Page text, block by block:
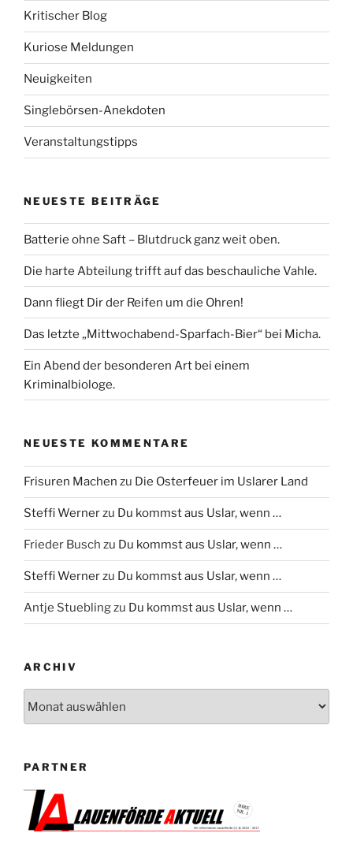
Kritischer Blog
Kuriose Meldungen
Neuigkeiten
Singlebörsen-Anekdoten
Veranstaltungstipps
NEUESTE BEITRÄGE
Batterie ohne Saft – Blutdruck ganz weit oben.
Die harte Abteilung trifft auf das beschauliche Vahle.
Dann fliegt Dir der Reifen um die Ohren!
Das letzte „Mittwochabend-Sparfach-Bier“ bei Micha.
Ein Abend der besonderen Art bei einem
Kriminalbiologe.
NEUESTE KOMMENTARE
Frisuren Machen zu Die Osterfeuer im Uslarer Land
Steffi Wernerzu Du kommst aus Uslar, wenn …
Frieder Busch zu Du kommst aus Uslar, wenn …
Steffi Wernerzu Du kommst aus Uslar, wenn …
Antje Stueblingzu Du kommst aus Uslar, wenn …
ARCHIV
PARTNER